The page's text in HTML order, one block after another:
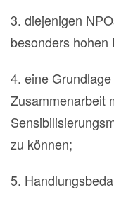
3. diejenigen
besonders hohen
4. eine
Zusammenarbeit
zu können;
5.